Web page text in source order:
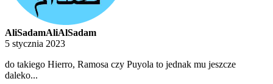
AliSadamAliAlSadam
5 stycznia 2023
do takiego Hierro, Ramosa czy Puyola to jednak mu jeszcze
daleko...